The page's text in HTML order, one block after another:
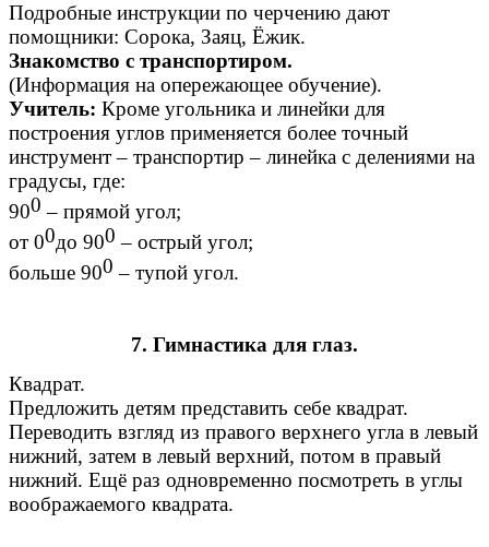
Подробные инструкции по черчению дают
помощники: Сорока, Заяц, Ёжик.
Знакомство с транспортиром.
(Информация на опережающее обучение).
Учитель: Кроме угольника и линейки для
построения углов применяется более точный
инструмент – транспортир – линейка с делениями на
градусы, где:
900 – прямой угол;
от 00до 900 – острый угол;
больше 900 – тупой угол.
7. Гимнастика для глаз.
Квадрат.
Предложить детям представить себе квадрат.
Переводить взгляд из правого верхнего угла в левый
нижний, затем в левый верхний, потом в правый
нижний. Ещё раз одновременно посмотреть в углы
воображаемого квадрата.